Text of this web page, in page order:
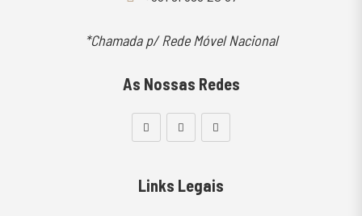
*Chamada p/ Rede Móvel Nacional
As Nossas Redes
Links Legais